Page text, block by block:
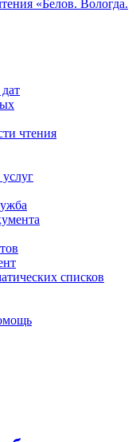
«Белов. Вологда.
чтения
списков